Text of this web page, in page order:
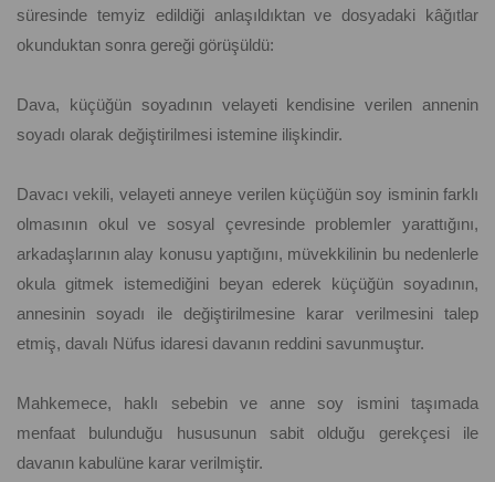
süresinde temyiz edildiği anlaşıldıktan ve dosyadaki kâğıtlar
okunduktan sonra gereği görüşüldü:
Dava, küçüğün soyadının velayeti kendisine verilen annenin
soyadı olarak değiştirilmesi istemine ilişkindir.
Davacı vekili, velayeti anneye verilen küçüğün soy isminin farklı
olmasının okul ve sosyal çevresinde problemler yarattığını,
arkadaşlarının alay konusu yaptığını, müvekkilinin bu nedenlerle
okula gitmek istemediğini beyan ederek küçüğün soyadının,
annesinin soyadı ile değiştirilmesine karar verilmesini talep
etmiş, davalı Nüfus idaresi davanın reddini savunmuştur.
Mahkemece, haklı sebebin ve anne soy ismini taşımada
menfaat bulunduğu hususunun sabit olduğu gerekçesi ile
davanın kabulüne karar verilmiştir.